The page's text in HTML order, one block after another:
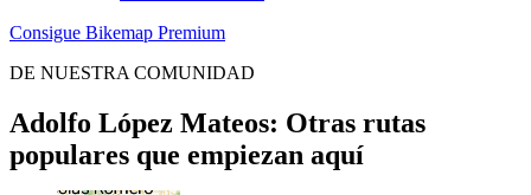
Consigue Bikemap Premium
DE NUESTRA COMUNIDAD
Adolfo López Mateos: Otras rutas
populares que empiezan aquí